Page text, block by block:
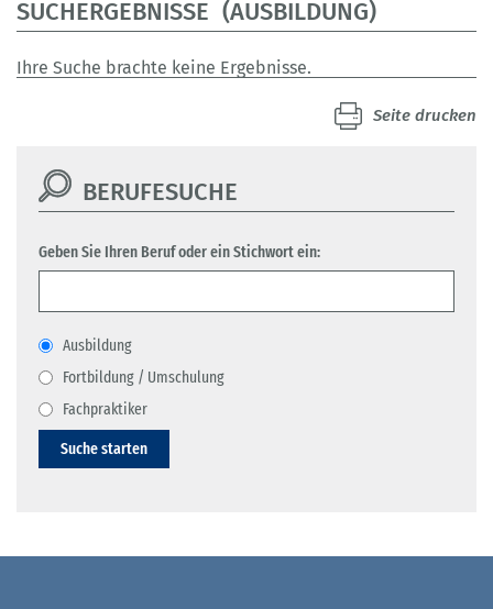
SUCHERGEBNISSE (AUSBILDUNG)
Ihre Suche brachte keine Ergebnisse.
Seite drucken
BERUFESUCHE
Geben Sie Ihren Beruf oder ein Stichwort ein:
Ausbildung
Fortbildung / Umschulung
Fachpraktiker
Suche starten